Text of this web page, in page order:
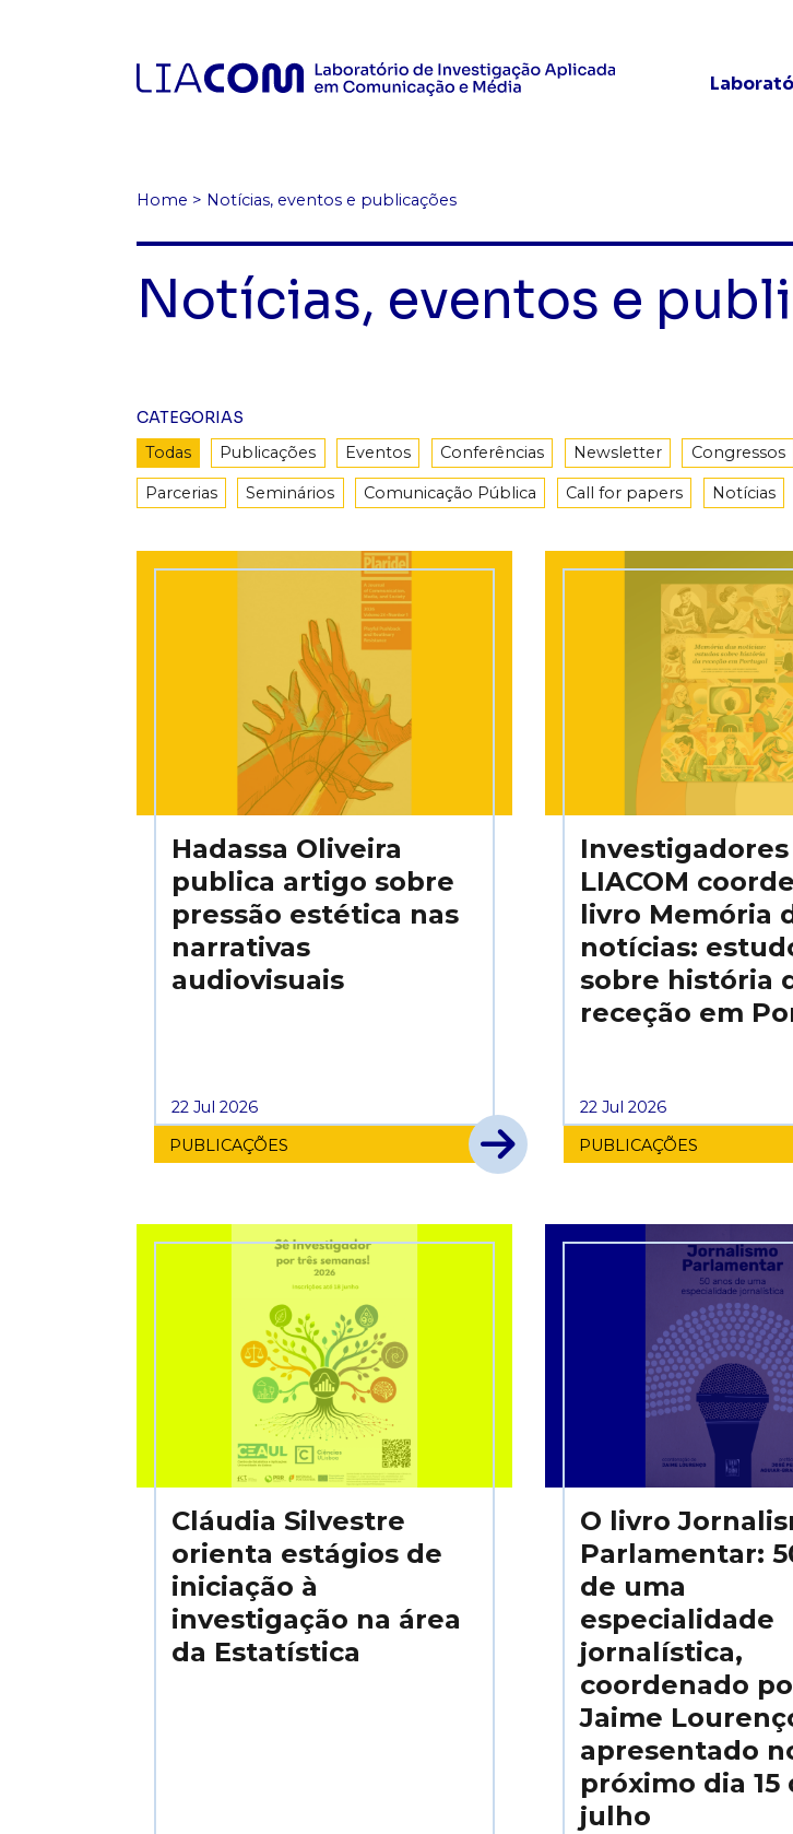
Home > Notícias, eventos e publicações
Notícias, eventos e
CATEGORIAS
Todas
Publicações Eventos Conferências Newsletter Congressos
Parcerias Seminários Comunicação Pública Call for papers Notícias
Hadassa Oliveira
publica artigo sobre
pressão estética nas
narrativas
audiovisuais
22 Jul 2026
PUBLICAÇÕES
LIACOM
livro Memória
notícias:
sobre história
receção em
22 Jul 2026
PUBLICAÇÕES
Cláudia Silvestre
orienta estágios de
iniciação à
investigação na área
da Estatística
O livro
Parlamentar:
de uma
especialidade
jornalística,
coordenado
Jaime
apresentado
próximo dia 15
julho